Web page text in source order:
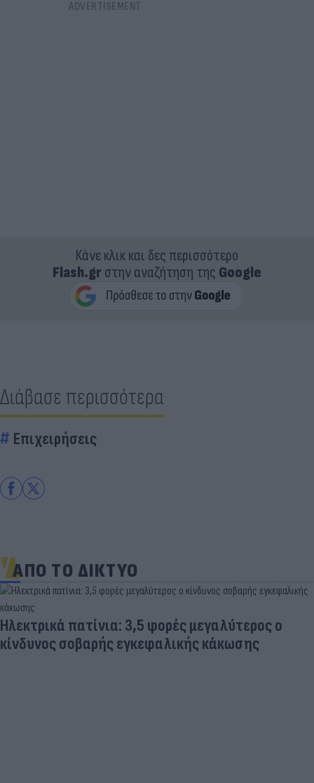
Κάνε κλικ και δες περισσότερο
Flash.grστην αναζήτηση της Google
Διάβασε περισσότερα
Επιχειρήσεις
ΑΠΟ ΤΟ ΔΙΚΤΥΟ
Ηλεκτρικά πατίνια: 3,5 φορές μεγαλύτερος ο
κίνδυνος σοβαρής εγκεφαλικής κάκωσης